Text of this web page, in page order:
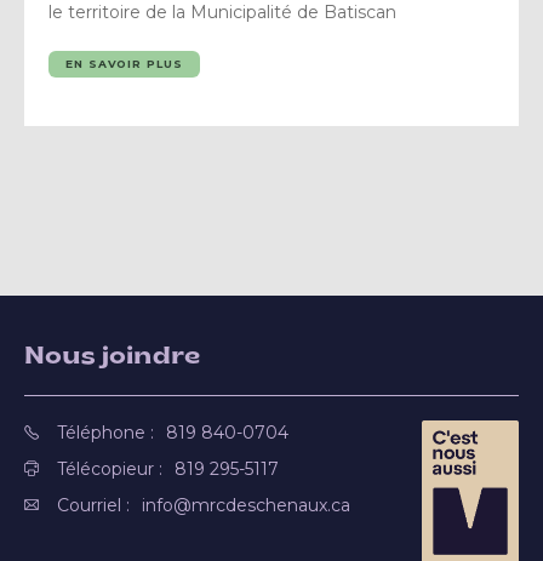
le territoire de la Municipalité de Batiscan
EN SAVOIR PLUS
Nous joindre
Téléphone :
819 840-0704
Télécopieur :
819 295-5117
Courriel :
info@mrcdeschenaux.ca